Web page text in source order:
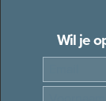
Wil je